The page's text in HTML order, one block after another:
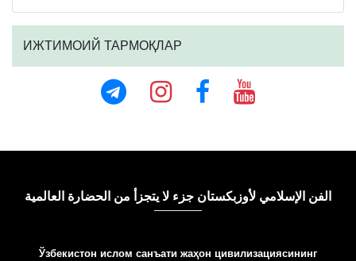
ИЖТИМОИЙ ТАРМОҚЛАР
الفن الإسلامي لأوزبكستان جزء لا يتجزأ من الحضارة العالمية
Ўзбекистон ислом санъати жаҳон цивилизациясининг